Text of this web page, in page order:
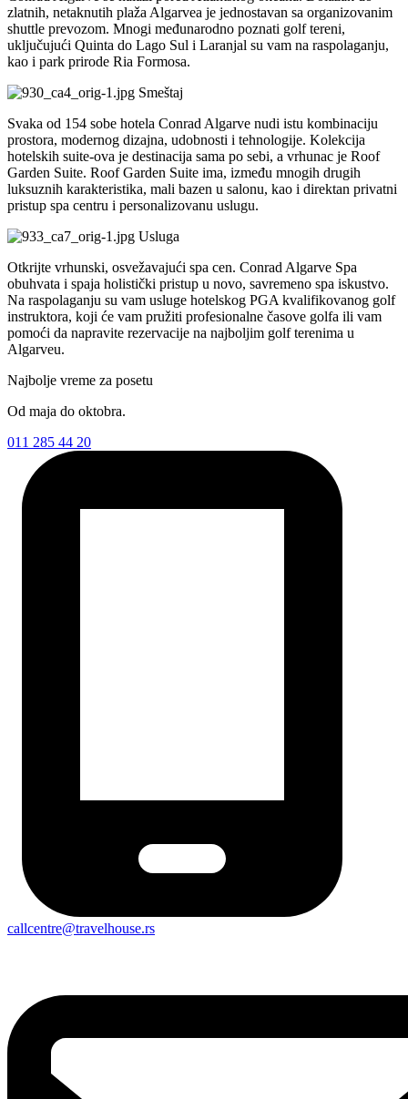
zlatnih, netaknutih plaža Algarvea je jednostavan sa organizovanim
shuttle prevozom. Mnogi međunarodno poznati golf tereni,
uključujući Quinta do Lago Sul i Laranjal su vam na raspolaganju,
kao i park prirode Ria Formosa.
Smeštaj
Svaka od 154 sobe hotela Conrad Algarve nudi istu kombinaciju
prostora, modernog dizajna, udobnosti i tehnologije. Kolekcija
hotelskih suite-ova je destinacija sama po sebi, a vrhunac je Roof
Garden Suite. Roof Garden Suite ima, između mnogih drugih
luksuznih karakteristika, mali bazen u salonu, kao i direktan privatni
pristup spa centru i personalizovanu uslugu.
Usluga
Otkrijte vrhunski, osvežavajući spa cen. Conrad Algarve Spa
obuhvata i spaja holistički pristup u novo, savremeno spa iskustvo.
Na raspolaganju su vam usluge hotelskog PGA kvalifikovanog golf
instruktora, koji će vam pružiti profesionalne časove golfa ili vam
pomoći da napravite rezervacije na najboljim golf terenima u
Algarveu.
Najbolje vreme za posetu
Od maja do oktobra.
011 285 44 20
callcentre@travelhouse.rs